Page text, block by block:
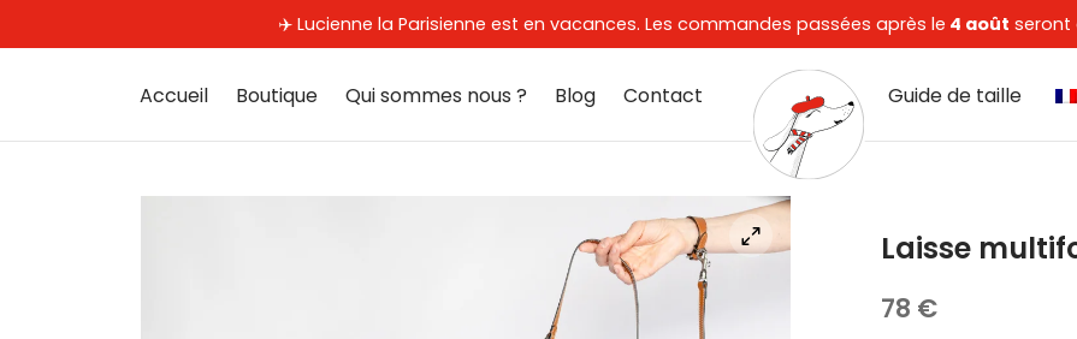
✈️ Lucienne la Parisienne est en vacances. Les commandes passées après le 4 août seront
Accueil Boutique Qui sommes nous ? Blog Contact Guide de taille
Laisse
78 €